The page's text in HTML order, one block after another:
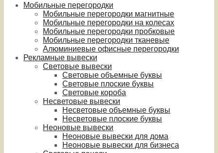
Мобильные перегородки
Мобильные перегородки магнитные
Мобильные перегородки на колесах
Мобильные перегородки пробковые
Мобильные перегородки тканевые
Алюминиевые офисные перегородки
Рекламные вывески
Световые вывески
Световые объемные буквы
Световые плоские буквы
Световые короба
Несветовые вывески
Несветовые объемные буквы
Несветовые плоские буквы
Неоновые вывески
Неоновые вывески для дома
Неоновые вывески для бизнеса